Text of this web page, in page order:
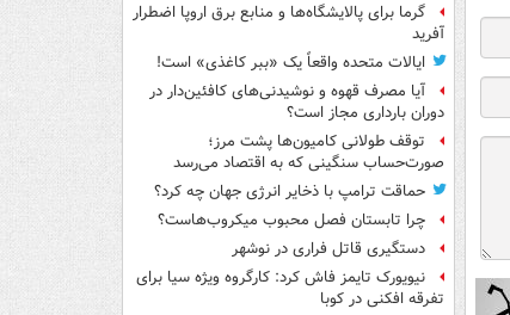
گرما برای پالایشگاه‌ها و منابع برق اروپا اضطرار
آفرید
ایالات متحده واقعاً یک «ببر کاغذی» است!
آیا مصرف قهوه و نوشیدنی‌های کافئین‌دار در
دوران بارداری مجاز است؟
توقف طولانی کامیون‌ها پشت مرز؛
صورت‌حساب سنگینی که به اقتصاد می‌رسد
حماقت ترامپ با ذخایر انرژی جهان چه کرد؟
چرا تابستان فصل محبوب میکروب‌هاست؟
دستگیری قاتل فراری در نوشهر
نیویورک تایمز فاش کرد: کارگروه ویژه سیا برای
تفرقه افکنی در کوبا